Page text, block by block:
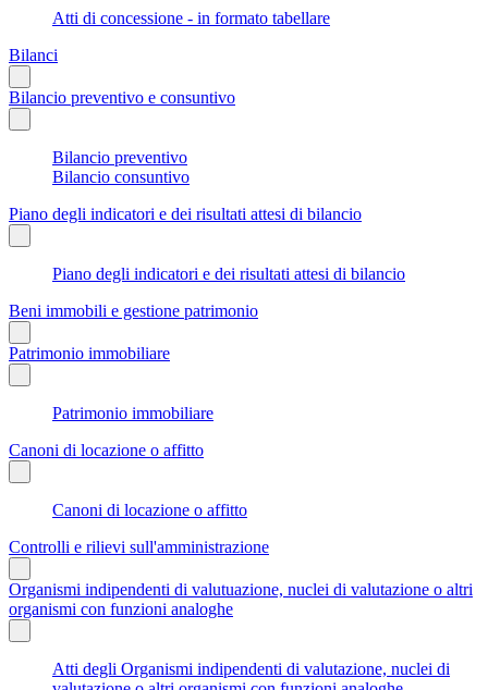
Atti di concessione - in formato tabellare
Bilanci
Bilancio preventivo e consuntivo
Bilancio preventivo
Bilancio consuntivo
Piano degli indicatori e dei risultati attesi di bilancio
Piano degli indicatori e dei risultati attesi di bilancio
Beni immobili e gestione patrimonio
Patrimonio immobiliare
Patrimonio immobiliare
Canoni di locazione o affitto
Canoni di locazione o affitto
Controlli e rilievi sull'amministrazione
Organismi indipendenti di valutuazione, nuclei di valutazione o altri
organismi con funzioni analoghe
Atti degli Organismi indipendenti di valutazione, nuclei di